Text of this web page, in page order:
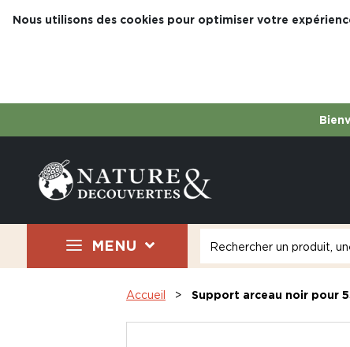
Nous utilisons des cookies pour optimiser votre
MENU
Accueil Support arceau noir pour